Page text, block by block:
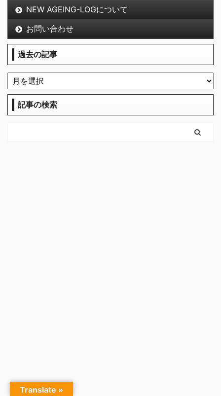
NEW AGEING-LOGについて
お問い合わせ
過去の記事
記事の検索
Translate »